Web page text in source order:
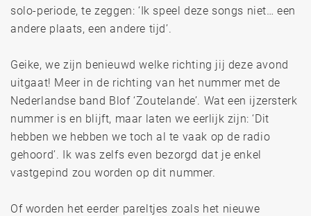
solo-periode, te zeggen: ‘Ik speel deze songs niet… een
andere plaats, een andere tijd’.
Geike, we zijn benieuwd welke richting jij deze avond
uitgaat! Meer in de richting van het nummer met de
Nederlandse band Blof ‘Zoutelande’. Wat een ijzersterk
nummer is en blijft, maar laten we eerlijk zijn: ‘Dit
hebben we hebben we toch al te vaak op de radio
gehoord’. Ik was zelfs even bezorgd dat je enkel
vastgepind zou worden op dit nummer.
Of worden het eerder pareltjes zoals het nieuwe